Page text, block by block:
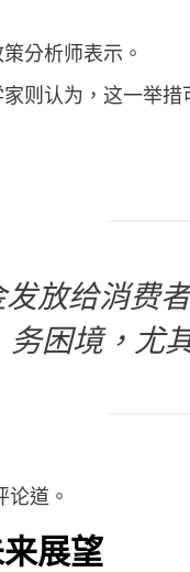
分析师表示。
则认为，这一举
发放给消费
务困境，尤
论道。
展望